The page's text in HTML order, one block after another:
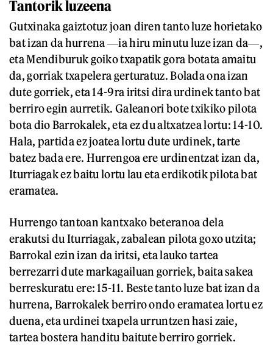
Tantorik luzeena
Gutxinaka gaiztotuz joan diren tanto luze horietako
bat izan da hurrena ―ia hiru minutu luze izan da―,
eta Mendiburuk goiko txapatik gora botata amaitu
da, gorriak txapelera gerturatuz. Bolada ona izan
dute gorriek, eta 14-9ra iritsi dira urdinek tanto bat
berriro egin aurretik. Galeanori bote txikiko pilota
bota dio Barrokalek, eta ez du altxatzea lortu: 14-10.
Hala, partida ez joatea lortu dute urdinek, tarte
batez bada ere. Hurrengoa ere urdinentzat izan da,
Iturriagak ez baitu lortu lau eta erdikotik pilota bat
eramatea.
Hurrengo tantoan kantxako beteranoa dela
erakutsi du Iturriagak, zabalean pilota goxo utzita;
Barrokal ezin izan da iritsi, eta lauko tartea
berrezarri dute markagailuan gorriek, baita sakea
berreskuratu ere: 15-11. Beste tanto luze bat izan da
hurrena, Barrokalek berriro ondo eramatea lortu ez
duena, eta urdinei txapela urruntzen hasi zaie,
tartea bostera handitu baitute berriro gorriek.